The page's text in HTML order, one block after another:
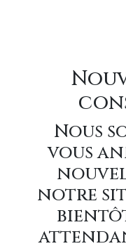
Nous
vous
notre